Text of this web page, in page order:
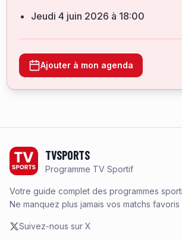
jeudi 4 juin 2026 à 18:00
Ajouter à mon agenda
TVSPORTS
Programme TV Sportif
Votre guide complet des programmes
Ne manquez plus jamais vos matchs favoris
Suivez-nous sur X